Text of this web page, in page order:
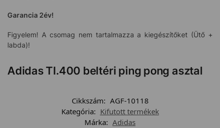
Garancia 2év!
Figyelem! A csomag nem tartalmazza a kiegészítőket (Ütő +
labda)!
Adidas TI.400 beltéri ping pong asztal
Cikkszám: AGF-10118
Kategória: Kifutott termékek
Márka: Adidas